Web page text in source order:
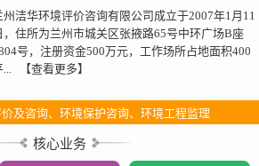
州洁华环境评价咨询有限公司成立于2007年1月11
，住所为兰州市城关区张掖路65号中环广场B座
号，注册资金500万元，工作场所占地面积400
...
【查看更多】
及咨询、环境保护咨询、环境工程监理
核心业务